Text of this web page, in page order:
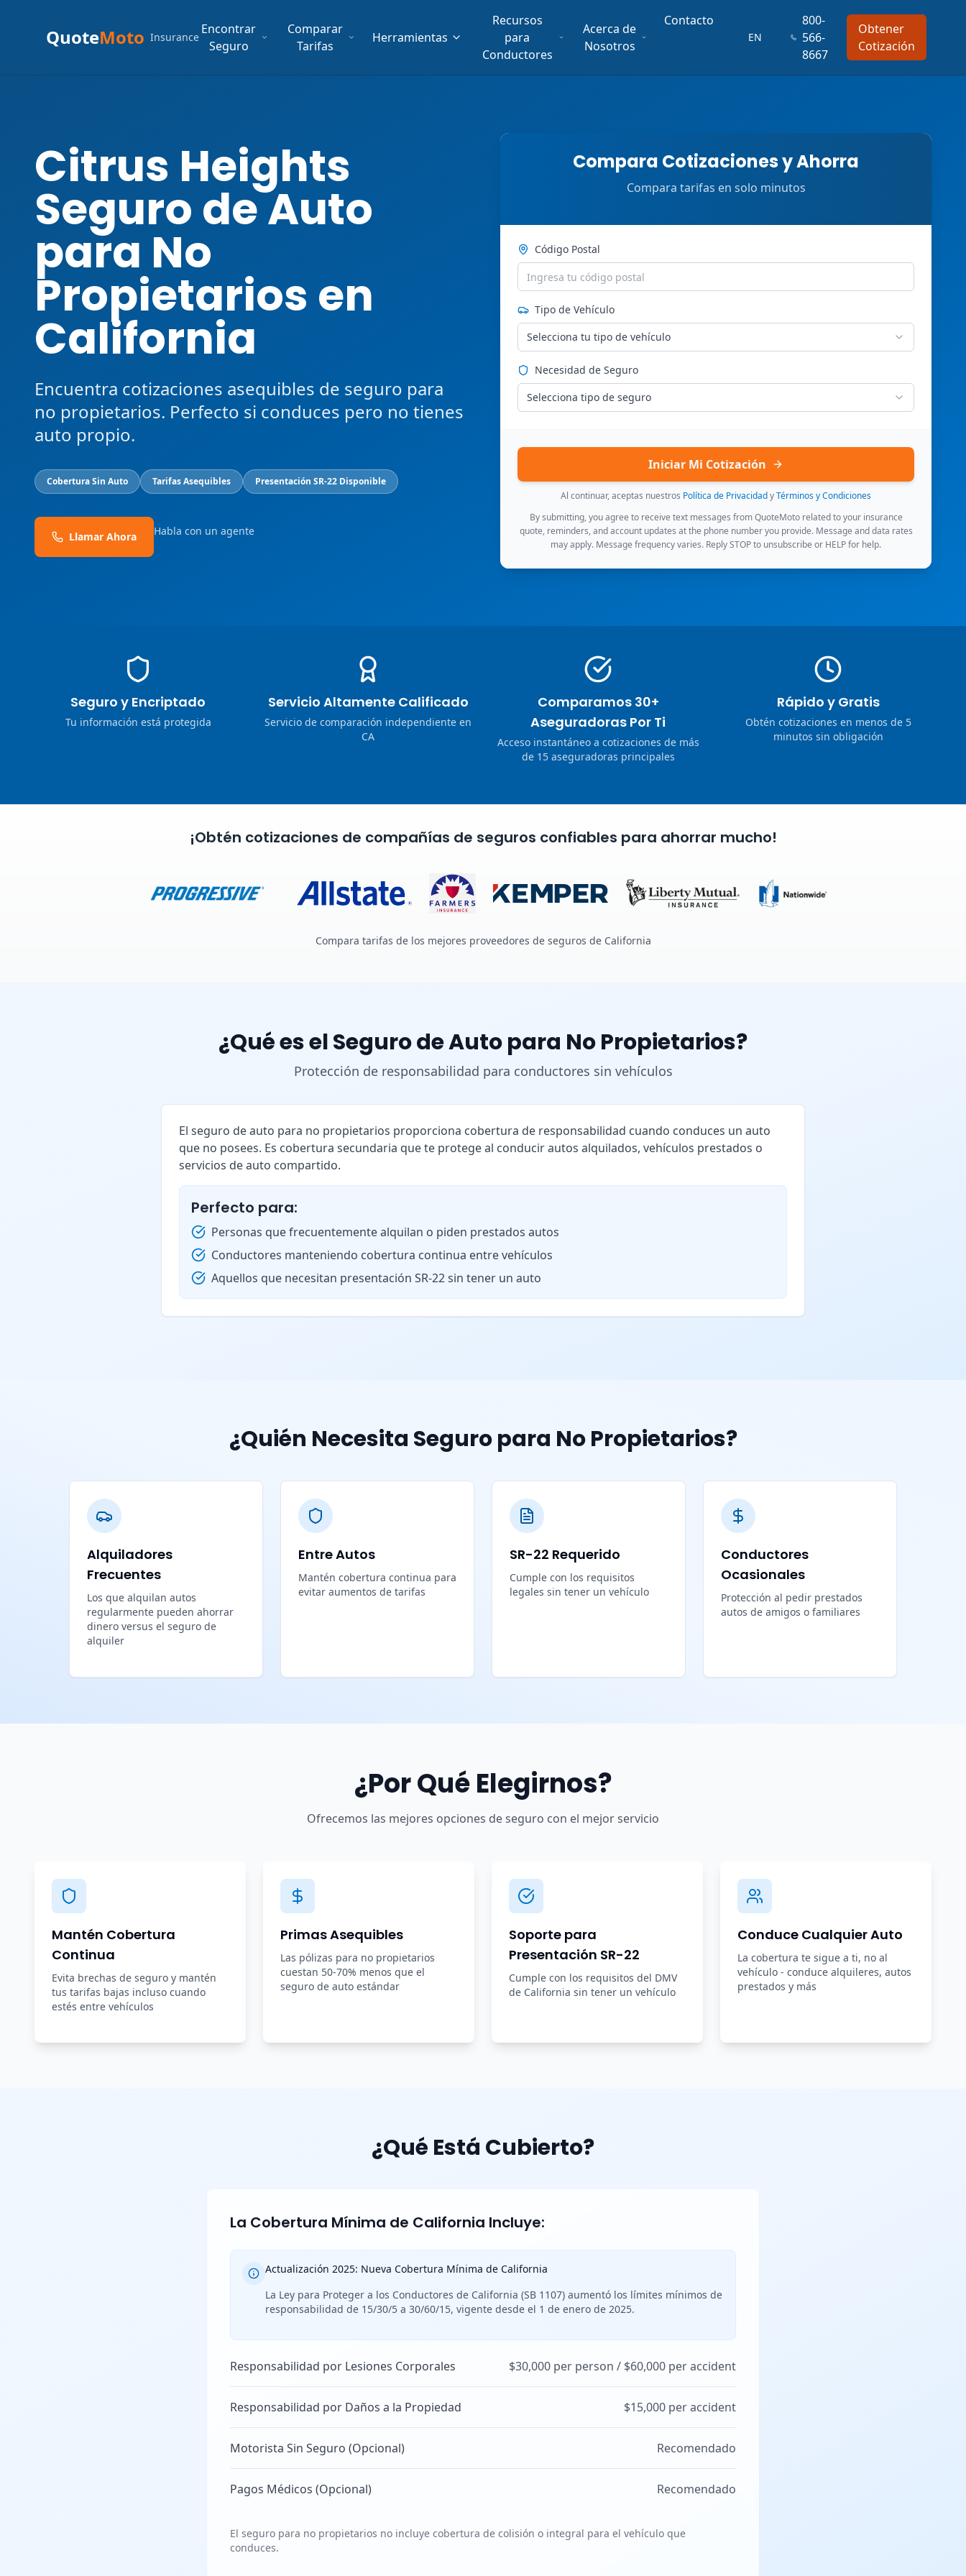
QuoteMoto Insurance
Encontrar
Seguro
Comparar
Tarifas
Herramientas
Recursos
para
Conductores
Acerca de
Nosotros
Contacto
EN
800-
566-
8667
Obtener
Cotización
Citrus Heights
Seguro de Auto
para No
Propietarios en
California
Encuentra cotizaciones asequibles de seguro para
no propietarios. Perfecto si conduces pero no tienes
auto propio.
Cobertura Sin Auto Tarifas Asequibles Presentación SR-22 Disponible
Llamar Ahora Habla con un agente
Compara Cotizaciones y Ahorra
Compara tarifas en solo minutos
Código Postal
Tipo de Vehículo
Selecciona tu tipo de vehículo
Necesidad de Seguro
Selecciona tipo de seguro
Iniciar Mi Cotización
Al continuar, aceptas nuestros Política de PrivacidadyTérminos y Condiciones
By submitting, you agree to receive text messages from QuoteMoto related to your insurance
quote, reminders, and account updates at the phone number you provide. Message and data rates
may apply. Message frequency varies. Reply STOP to unsubscribe or HELP for help.
Seguro y Encriptado
Tu información está protegida
Servicio Altamente Calificado
Servicio de comparación independiente en
CA
Comparamos 30+
Aseguradoras Por Ti
Acceso instantáneo a cotizaciones de más
de 15 aseguradoras principales
Rápido y Gratis
Obtén cotizaciones en menos de 5
minutos sin obligación
¡Obtén cotizaciones de compañías de seguros confiables para ahorrar mucho!
Compara tarifas de los mejores proveedores de seguros de California
¿Qué es el Seguro de Auto para No Propietarios?
Protección de responsabilidad para conductores sin vehículos
El seguro de auto para no propietarios proporciona cobertura de responsabilidad cuando conduces un auto
que no posees. Es cobertura secundaria que te protege al conducir autos alquilados, vehículos prestados o
servicios de auto compartido.
Perfecto para:
Personas que frecuentemente alquilan o piden prestados autos
Conductores manteniendo cobertura continua entre vehículos
Aquellos que necesitan presentación SR-22 sin tener un auto
¿Quién Necesita Seguro para No Propietarios?
Alquiladores
Frecuentes
Los que alquilan autos
regularmente pueden ahorrar
dinero versus el seguro de
alquiler
Entre Autos
Mantén cobertura continua para
evitar aumentos de tarifas
SR-22 Requerido
Cumple con los requisitos
legales sin tener un vehículo
Conductores
Ocasionales
Protección al pedir prestados
autos de amigos o familiares
¿Por Qué Elegirnos?
Ofrecemos las mejores opciones de seguro con el mejor servicio
Mantén Cobertura
Continua
Evita brechas de seguro y mantén
tus tarifas bajas incluso cuando
estés entre vehículos
Primas Asequibles
Las pólizas para no propietarios
cuestan 50-70% menos que el
seguro de auto estándar
Soporte para
Presentación SR-22
Cumple con los requisitos del DMV
de California sin tener un vehículo
Conduce Cualquier Auto
La cobertura te sigue a ti, no al
vehículo - conduce alquileres, autos
prestados y más
¿Qué Está Cubierto?
La Cobertura Mínima de California Incluye:
Actualización 2025: Nueva Cobertura Mínima de California
La Ley para Proteger a los Conductores de California (SB 1107) aumentó los límites mínimos de
responsabilidad de 15/30/5 a 30/60/15, vigente desde el 1 de enero de 2025.
Responsabilidad por Lesiones Corporales $30,000 per person / $60,000 per accident
Responsabilidad por Daños a la Propiedad $15,000 per accident
Motorista Sin Seguro (Opcional) Recomendado
Pagos Médicos (Opcional) Recomendado
El seguro para no propietarios no incluye cobertura de colisión o integral para el vehículo que
conduces.